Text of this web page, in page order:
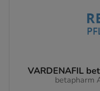
VARDENAFIL
betapharm